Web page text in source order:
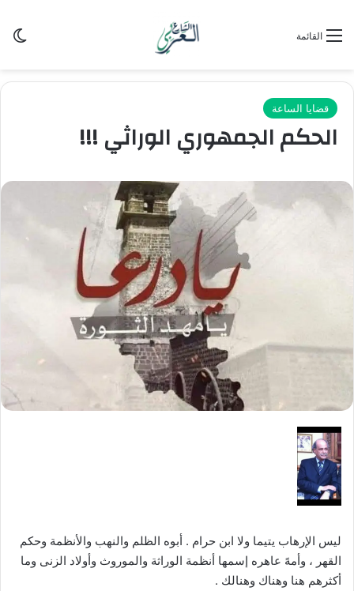
القائمة
قضايا الساعة
الحكم الجمهوري الوراثي !!!
ليس الإرهاب يتيما ولا ابن حرام . أبوه الظلم والنهب والأنظمة وحكم
القهر ، وأمهً عاهره إسمها أنظمة الوراثة والموروث وأولاد الزنى وما
أكثرهم هنا وهناك وهنالك .